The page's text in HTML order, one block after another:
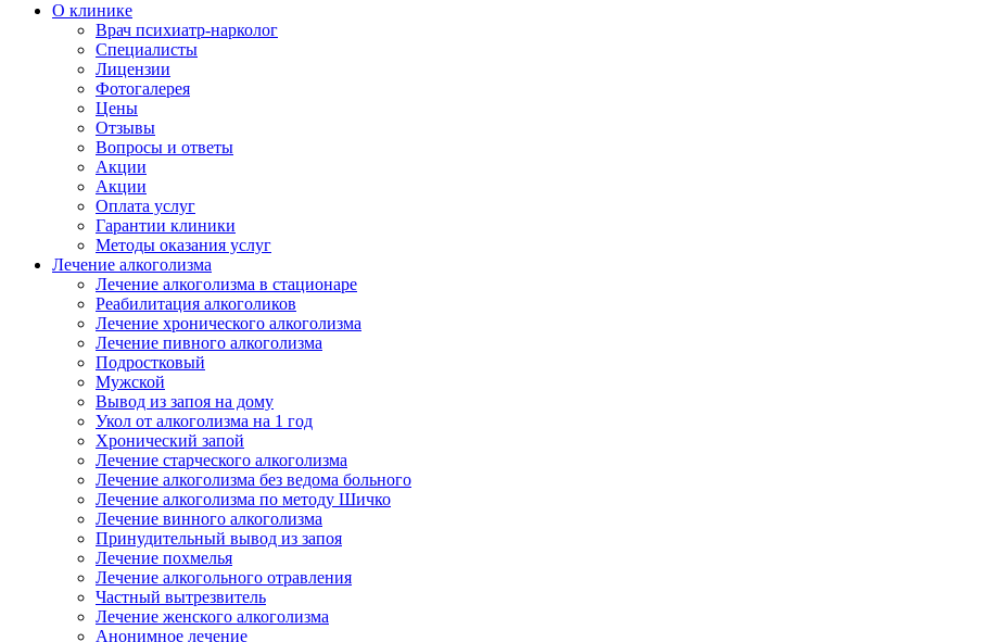
О клинике
Врач психиатр-нарколог
Специалисты
Лицензии
Фотогалерея
Цены
Отзывы
Вопросы и ответы
Акции
Акции
Оплата услуг
Гарантии клиники
Методы оказания услуг
Лечение алкоголизма
Лечение алкоголизма в стационаре
Реабилитация алкоголиков
Лечение хронического алкоголизма
Лечение пивного алкоголизма
Подростковый
Мужской
Вывод из запоя на дому
Укол от алкоголизма на 1 год
Хронический запой
Лечение старческого алкоголизма
Лечение алкоголизма без ведома больного
Лечение алкоголизма по методу Шичко
Лечение винного алкоголизма
Принудительный вывод из запоя
Лечение похмелья
Лечение алкогольного отравления
Частный вытрезвитель
Лечение женского алкоголизма
Анонимное лечение